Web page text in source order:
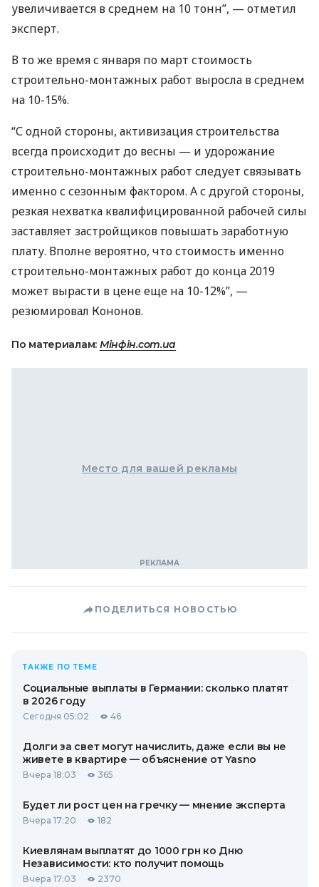
увеличивается в среднем на 10 тонн”, — отметил
эксперт.
В то же время с января по март стоимость
строительно-монтажных работ выросла в среднем
на 10-15%.
“С одной стороны, активизация строительства
всегда происходит до весны — и удорожание
строительно-монтажных работ следует связывать
именно с сезонным фактором. А с другой стороны,
резкая нехватка квалифицированной рабочей силы
заставляет застройщиков повышать заработную
плату. Вполне вероятно, что стоимость именно
строительно-монтажных работ до конца 2019
может вырасти в цене еще на 10-12%”, —
резюмировал Кононов.
По материалам: Мінфін.com.ua
Место для вашей рекламы
ПОДЕЛИТЬСЯ НОВОСТЬЮ
ТАКЖЕ ПО ТЕМЕ
Социальные выплаты в Германии: сколько платят
в 2026 году
Сегодня 05:02 46
Долги за свет могут начислить, даже если вы не
живете в квартире — объяснение от Yasno
Вчера 18:03 365
Будет ли рост цен на гречку — мнение эксперта
Вчера 17:20 182
Киевлянам выплатят до 1000 грн ко Дню
Независимости: кто получит помощь
Вчера 17:03 2370